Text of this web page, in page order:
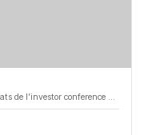
conference de BIOVISION 2015